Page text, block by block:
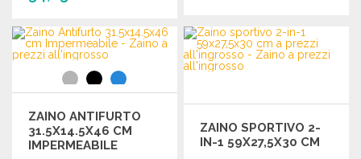
ORDINARE
Richiedi un preventivo
ORDINARE
Richiedi un preventivo
ZAINO ANTIFURTO
31.5X14.5X46 CM
IMPERMEABILE
ZAINO SPORTIVO 2-
IN-1 59X27,5X30 CM